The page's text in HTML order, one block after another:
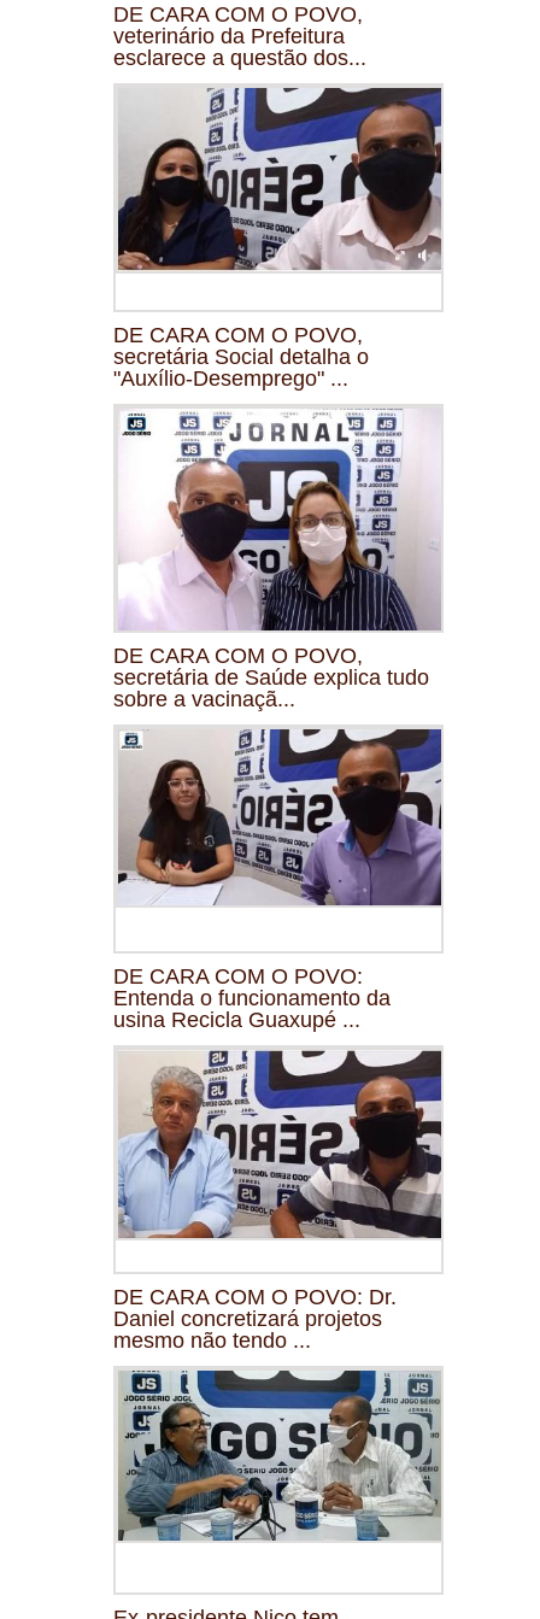
DE CARA COM O POVO,
veterinário da Prefeitura
esclarece a questão dos...
DE CARA COM O POVO,
secretária Social detalha o
"Auxílio-Desemprego" ...
DE CARA COM O POVO,
secretária de Saúde explica tudo
sobre a vacinaçã...
DE CARA COM O POVO:
Entenda o funcionamento da
usina Recicla Guaxupé ...
DE CARA COM O POVO: Dr.
Daniel concretizará projetos
mesmo não tendo ...